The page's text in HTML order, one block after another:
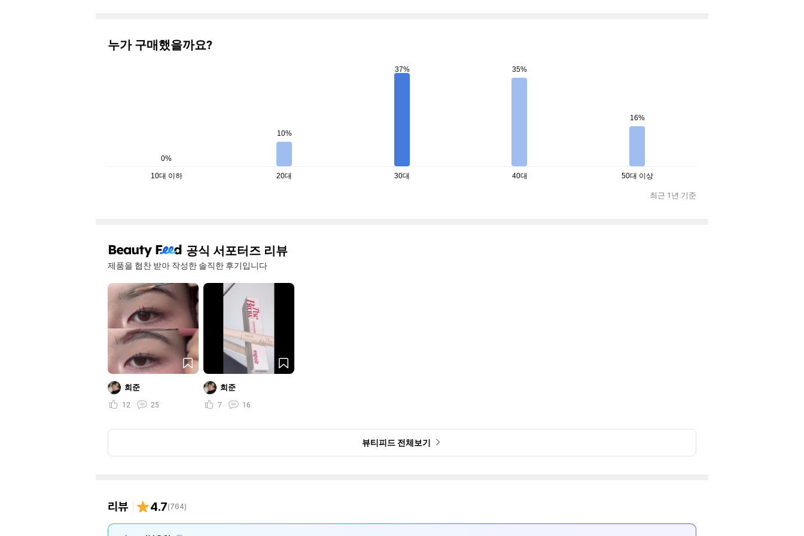
누가 구매했을까요?
0%
10%
37% 35%
16%
10대 이하 20대 30대 40대 50대 이상
최근 1년 기준
공식 서포터즈 리뷰
제품을 협찬 받아 작성한 솔직한 후기입니다
희준
12 25
희준
7 16
뷰티피드 전체보기
리뷰 4.7(764)